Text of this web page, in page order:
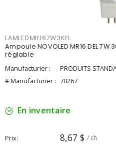
LAMLEDMR167W3KFL
Ampoule NOVOLED MR16 DEL
réglable
Manufacturier :
PRODUITS
# Manufacturier : 70267
En inventaire
Prix 8,67 $ / ch